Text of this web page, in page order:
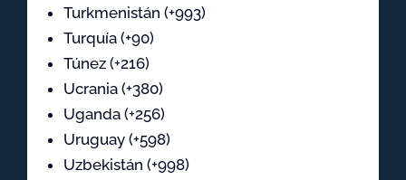
Turkmenistán (+993)
Turquía (+90)
Túnez (+216)
Ucrania (+380)
Uganda (+256)
Uruguay (+598)
Uzbekistán (+998)